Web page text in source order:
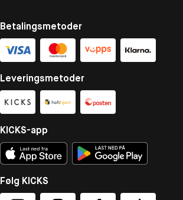
Betalingsmetoder
Leveringsmetoder
KICKS-app
Følg KICKS